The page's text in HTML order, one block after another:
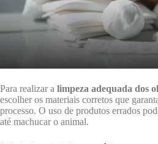
Para realizar a limpeza adequada dos
escolher os materiais corretos que
processo. O uso de produtos errados
até machucar o animal.